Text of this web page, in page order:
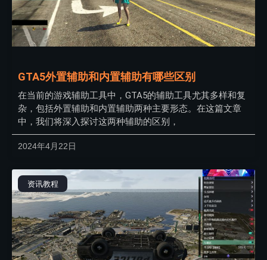
GTA5外置辅助和内置辅助有哪些区别
在当前的游戏辅助工具中，GTA5的辅助工具尤其多样和复
杂，包括外置辅助和内置辅助两种主要形态。在这篇文章
中，我们将深入探讨这两种辅助的区别，
2024年4月22日
资讯教程